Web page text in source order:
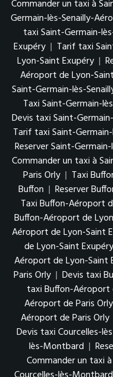
Commander un taxi à
Germain-lès-Senailly-
taxi Saint-Germain-
Exupéry | Tarif taxi
Lyon-Saint Exupéry |
Aéroport de Lyon-
Saint-Germain-lès-
Taxi Saint-Germain-
Devis taxi Saint-
Tarif taxi Saint-
Reserver Saint-
Commander un taxi à
Paris Orly | Taxi
Buffon | Reserver
Taxi Buffon-Aéroport
Buffon-Aéroport de
Aéroport de Lyon-Saint
de Lyon-Saint Exupéry
Aéroport de Lyon-Saint
Paris Orly | Devis taxi
taxi Buffon-Aéroport
Aéroport de Paris Orly
Aéroport de Paris Orly
Devis taxi Courcelles-
lès-Montbard |
Commander un taxi